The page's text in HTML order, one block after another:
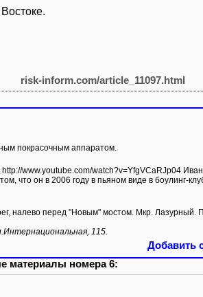
risk-inform.com/article_11097.html
покрасочным аппаратом.
что он в 2006 году в пьяном виде в боулинг-
перед "Новым" мостом. Мкр. Лазурный.
115.
Добавить
материалы номера 6: